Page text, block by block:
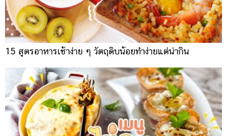
15 สูตรอาหารเช้าง่าย ๆ วัตถุดิบน้อยทำง่ายแต่น่ากิน